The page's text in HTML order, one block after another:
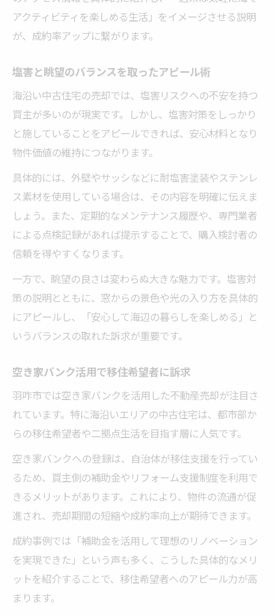
アクティビティを楽しめる生活」をイメージさせる説明
が、成約率アップに繋がります。
塩害と眺望のバランスを取ったアピール術
海沿い中古住宅の売却では、塩害リスクへの不安を持つ
買主が多いのが現実です。しかし、塩害対策をしっかり
と施していることをアピールできれば、安心材料となり
物件価値の維持につながります。
具体的には、外壁やサッシなどに耐塩害塗装やステンレ
ス素材を使用している場合は、その内容を明確に伝えま
しょう。また、定期的なメンテナンス履歴や、専門業者
による点検記録があれば提示することで、購入検討者の
信頼を得やすくなります。
一方で、眺望の良さは変わらぬ大きな魅力です。塩害対
策の説明とともに、窓からの景色や光の入り方を具体的
にアピールし、「安心して海辺の暮らしを楽しめる」と
いうバランスの取れた訴求が重要です。
空き家バンク活用で移住希望者に訴求
羽咋市では空き家バンクを活用した不動産売却が注目さ
れています。特に海沿いエリアの中古住宅は、都市部か
らの移住希望者や二拠点生活を目指す層に人気です。
空き家バンクへの登録は、自治体が移住支援を行ってい
るため、買主側の補助金やリフォーム支援制度を利用で
きるメリットがあります。これにより、物件の流通が促
進され、売却期間の短縮や成約率向上が期待できます。
成約事例では「補助金を活用して理想のリノベーション
を実現できた」という声も多く、こうした具体的なメリ
ットを紹介することで、移住希望者へのアピール力が高
まります。